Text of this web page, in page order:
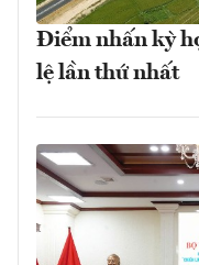
Điểm nhấn kỳ
lệ lần thứ nhất